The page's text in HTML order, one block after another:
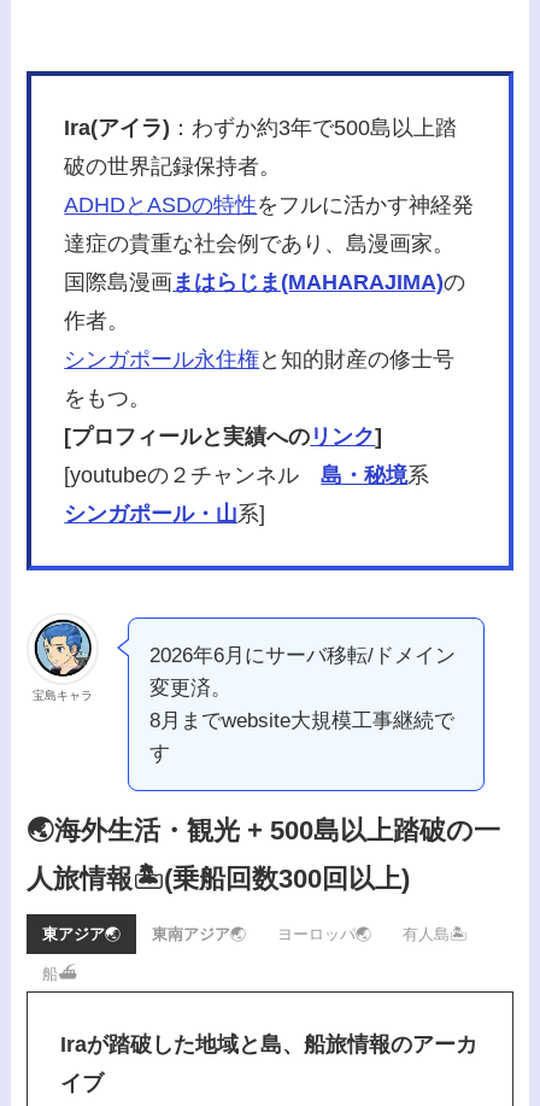
Ira(アイラ) ：わずか約3年で500島以上踏
破の世界記録保持者。
ADHDとASDの特性をフルに活かす神経発
達症の貴重な社会例であり、島漫画家。
国際島漫画まはらじま(MAHARAJIMA)の
作者。
シンガポール永住権と知的財産の修士号
をもつ。
[プロフィールと実績への リンク]
[youtubeの２チャンネル島・秘境系
シンガポール・山系]
宝島キャラ
2026年6月にサーバ移転/ドメイン
変更済。
8月までwebsite大規模工事継続で
す
🌏海外生活・観光 + 500島以上踏破の一
人旅情報🏝️(乗船回数300回以上)
東アジア🌏 東南アジア🌏 ヨーロッパ🌏 有人島🏝️
船⛴️
Iraが踏破した地域と島、船旅情報のアーカ
イブ